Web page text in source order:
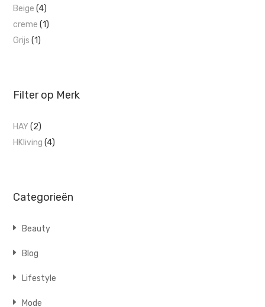
Beige (4)
creme (1)
Grijs (1)
Filter op Merk
HAY(2)
HKliving (4)
Categorieën
Beauty
Blog
Lifestyle
Mode